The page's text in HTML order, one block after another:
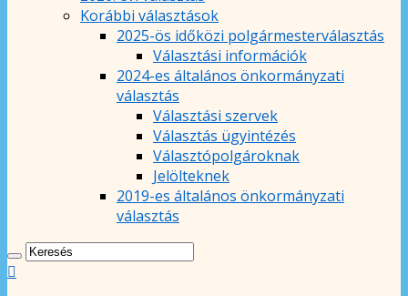
Korábbi választások
2025-ös időközi polgármesterválasztás
Választási információk
2024-es általános önkormányzati
választás
Választási szervek
Választás ügyintézés
Választópolgároknak
Jelölteknek
2019-es általános önkormányzati
választás